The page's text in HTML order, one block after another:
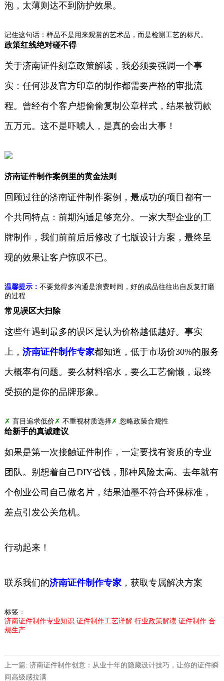
泡，太薄则达不到防护效果。
记住这句话：样品不是用来观赏的艺术品，而是检测工艺的标尺。
政策红线绝对碰不得
关于济南证件刻章政策解读，我必须要强调一个事
实：任何涉及官方印章的制作都需要严格的审批流
程。曾经有个客户想偷偷复制公章样式，结果被罚款
五万元。这不是吓唬人，是真的会出大事！
济南证件制作案例里的黄金法则
回顾过往的济南证件制作案例，最成功的项目都有一
个共同特点：前期沟通足够充分。一家大型企业的工
牌制作，我们前前后后修改了七版设计方案，最终呈
现的效果让客户惊叹不已。
温馨提示： 不要觉得多沟通是浪费时间，好的成品往往出自反复打磨
的过程
常见误区大扫除
这些年遇到最多的误区是认为价格越低越好。事实
上， 济南证件制作专家都知道，低于市场价30%的服务
大概率有问题。要么材料缩水，要么工艺偷懒，最终
受损的是你的品牌形象。
✗ 盲目追求低价✗ 不重视材质选择✗ 忽略政策合规性
给新手的真诚建议
如果是第一次接触证件制作，一定要找有资质的专业
团队。别想着自己DIY省钱，那种风险太高。去年就有
个创业公司自己做名片，结果油墨不符合环保标准，
差点引发公关危机。
行动起来！
联系我们的济南证件制作专家，获取专属解决方案
标签：
济南证件制作专业知识 证件制作工艺详解 行业政策解读 证件制作 合
规生产
上一篇: 济南证件制作创意：从业十年的隐藏设计技巧，让你的证件瞬
间高级感拉满